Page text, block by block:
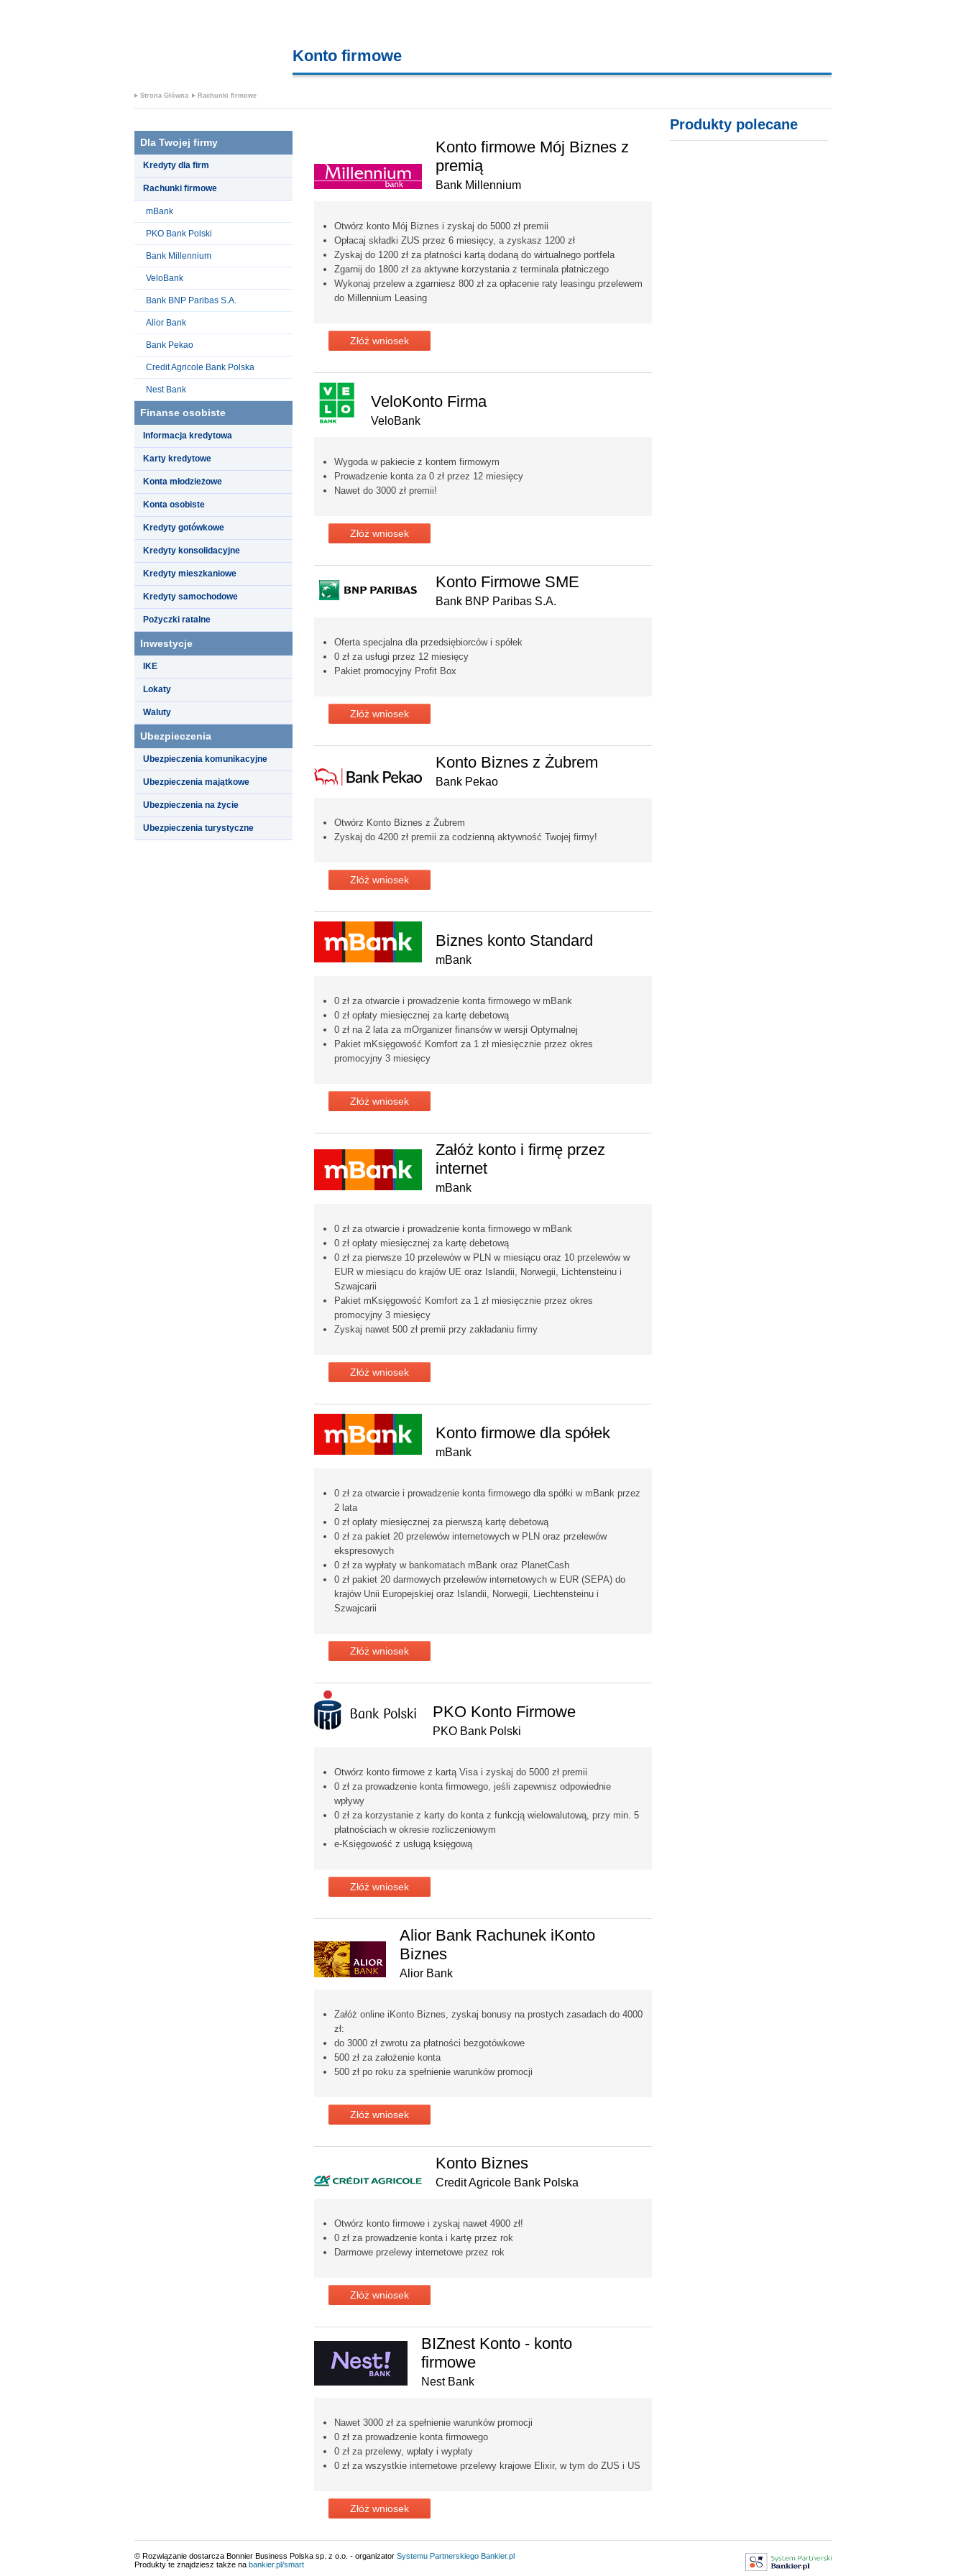
Konto firmowe
Strona Główna Rachunki firmowe
Dla Twojej firmy
Kredyty dla firm
Rachunki firmowe
mBank
PKO Bank Polski
Bank Millennium
VeloBank
Bank BNP Paribas S.A.
Alior Bank
Bank Pekao
Credit Agricole Bank Polska
Nest Bank
Finanse osobiste
Informacja kredytowa
Karty kredytowe
Konta młodzieżowe
Konta osobiste
Kredyty gotówkowe
Kredyty konsolidacyjne
Kredyty mieszkaniowe
Kredyty samochodowe
Pożyczki ratalne
Inwestycje
IKE
Lokaty
Waluty
Ubezpieczenia
Ubezpieczenia komunikacyjne
Ubezpieczenia majątkowe
Ubezpieczenia na życie
Ubezpieczenia turystyczne
Konto firmowe Mój Biznes z
premią
Bank Millennium
Otwórz konto Mój Biznes i zyskaj do 5000 zł premii
Opłacaj składki ZUS przez 6 miesięcy, a zyskasz 1200 zł
Zyskaj do 1200 zł za płatności kartą dodaną do wirtualnego portfela
Zgarnij do 1800 zł za aktywne korzystania z terminala płatniczego
Wykonaj przelew a zgarniesz 800 zł za opłacenie raty leasingu przelewem
do Millennium Leasing
Złóż wniosek
VeloKonto Firma
VeloBank
Wygoda w pakiecie z kontem firmowym
Prowadzenie konta za 0 zł przez 12 miesięcy
Nawet do 3000 zł premii!
Złóż wniosek
Konto Firmowe SME
Bank BNP Paribas S.A.
Oferta specjalna dla przedsiębiorców i spółek
0 zł za usługi przez 12 miesięcy
Pakiet promocyjny Profit Box
Złóż wniosek
Konto Biznes z Żubrem
Bank Pekao
Otwórz Konto Biznes z Żubrem
Zyskaj do 4200 zł premii za codzienną aktywność Twojej firmy!
Złóż wniosek
Biznes konto Standard
mBank
0 zł za otwarcie i prowadzenie konta firmowego w mBank
0 zł opłaty miesięcznej za kartę debetową
0 zł na 2 lata za mOrganizer finansów w wersji Optymalnej
Pakiet mKsięgowość Komfort za 1 zł miesięcznie przez okres
promocyjny 3 miesięcy
Złóż wniosek
Załóż konto i firmę przez
internet
mBank
0 zł za otwarcie i prowadzenie konta firmowego w mBank
0 zł opłaty miesięcznej za kartę debetową
0 zł za pierwsze 10 przelewów w PLN w miesiącu oraz 10 przelewów w
EUR w miesiącu do krajów UE oraz Islandii, Norwegii, Lichtensteinu i
Szwajcarii
Pakiet mKsięgowość Komfort za 1 zł miesięcznie przez okres
promocyjny 3 miesięcy
Zyskaj nawet 500 zł premii przy zakładaniu firmy
Złóż wniosek
Konto firmowe dla spółek
mBank
0 zł za otwarcie i prowadzenie konta firmowego dla spółki w mBank przez
2 lata
0 zł opłaty miesięcznej za pierwszą kartę debetową
0 zł za pakiet 20 przelewów internetowych w PLN oraz przelewów
ekspresowych
0 zł za wypłaty w bankomatach mBank oraz PlanetCash
0 zł pakiet 20 darmowych przelewów internetowych w EUR (SEPA) do
krajów Unii Europejskiej oraz Islandii, Norwegii, Liechtensteinu i
Szwajcarii
Złóż wniosek
PKO Konto Firmowe
PKO Bank Polski
Otwórz konto firmowe z kartą Visa i zyskaj do 5000 zł premii
0 zł za prowadzenie konta firmowego, jeśli zapewnisz odpowiednie
wpływy
0 zł za korzystanie z karty do konta z funkcją wielowalutową, przy min. 5
płatnościach w okresie rozliczeniowym
e-Księgowość z usługą księgową
Złóż wniosek
Alior Bank Rachunek iKonto
Biznes
Alior Bank
Załóż online iKonto Biznes, zyskaj bonusy na prostych zasadach do 4000
zł:
do 3000 zł zwrotu za płatności bezgotówkowe
500 zł za założenie konta
500 zł po roku za spełnienie warunków promocji
Złóż wniosek
Konto Biznes
Credit Agricole Bank Polska
Otwórz konto firmowe i zyskaj nawet 4900 zł!
0 zł za prowadzenie konta i kartę przez rok
Darmowe przelewy internetowe przez rok
Złóż wniosek
BIZnest Konto - konto
firmowe
Nest Bank
Nawet 3000 zł za spełnienie warunków promocji
0 zł za prowadzenie konta firmowego
0 zł za przelewy, wpłaty i wypłaty
0 zł za wszystkie internetowe przelewy krajowe Elixir, w tym do ZUS i US
Złóż wniosek
Produkty polecane
© Rozwiązanie dostarcza Bonnier Business Polska sp. z o.o. - organizator Systemu Partnerskiego Bankier.pl
Produkty te znajdziesz także na bankier.pl/smart